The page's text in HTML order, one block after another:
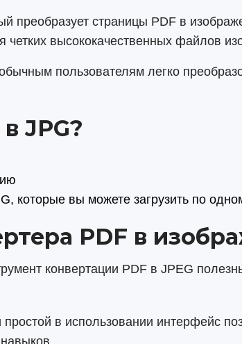
преобразует страницы PDF в
высококачественных файлов
пользователям легко
JPG?
которые вы можете загрузить по
PDF в
конвертации PDF в JPEG
в использовании интерфейс